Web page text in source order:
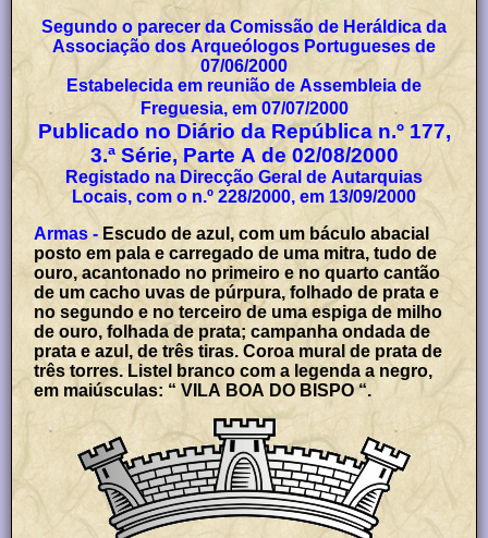
Segundo o parecer da Comissão de Heráldica da
Associação dos Arqueólogos Portugueses de
07/06/2000
Estabelecida em reunião de Assembleia de
Freguesia, em 07/07/2000
Publicado no Diário da República n.º 177,
3.ª Série, Parte A de 02/08/2000
Registado na Direcção Geral de Autarquias
Locais, com o n.º 228/2000, em 13/09/2000
Armas - Escudo de azul, com um báculo abacial
posto em pala e carregado de uma mitra, tudo de
ouro, acantonado no primeiro e no quarto cantão
de um cacho uvas de púrpura, folhado de prata e
no segundo e no terceiro de uma espiga de milho
de ouro, folhada de prata; campanha ondada de
prata e azul, de três tiras. Coroa mural de prata de
três torres. Listel branco com a legenda a negro,
em maiúsculas: “ VILA BOA DO BISPO “.